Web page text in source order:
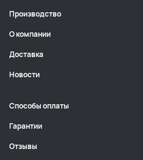
Производство
О компании
Доставка
Новости
Способы оплаты
Гарантии
Отзывы